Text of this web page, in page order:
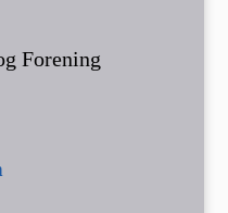
Forening